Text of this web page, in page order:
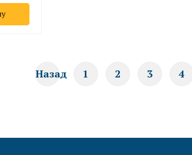
Назад 1 2 3 4